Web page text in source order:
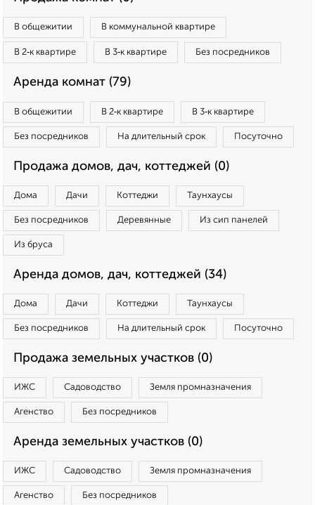
В общежитии В коммунальной квартире
В 2‑к квартире В 3‑к квартире Без посредников
Аренда комнат (79)
В общежитии В 2‑к квартире В 3‑к квартире
Без посредников На длительный срок Посуточно
Продажа домов, дач, коттеджей (0)
Дома Дачи Коттеджи Таунхаусы
Без посредников Деревянные Из сип панелей
Из бруса
Аренда домов, дач, коттеджей (34)
Дома Дачи Коттеджи Таунхаусы
Без посредников На длительный срок Посуточно
Продажа земельных участков (0)
ИЖС Садоводство Земля промназначения
Агенство Без посредников
Аренда земельных участков (0)
ИЖС Садоводство Земля промназначения
Агенство Без посредников